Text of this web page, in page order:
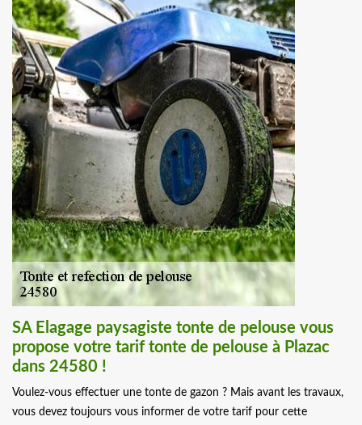
SA Elagage paysagiste tonte de pelouse vous
propose votre tarif tonte de pelouse à Plazac
dans 24580 !
Voulez-vous effectuer une tonte de gazon ? Mais avant les travaux,
vous devez toujours vous informer de votre tarif pour cette